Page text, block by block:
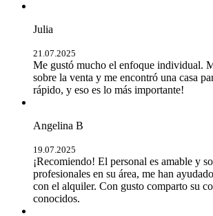
Julia
21.07.2025
Me gustó mucho el enfoque individual.
sobre la venta y me encontró una casa
rápido, y eso es lo más importante!
Angelina B
19.07.2025
¡Recomiendo! El personal es amable y
profesionales en su área, me han
con el alquiler. Con gusto comparto su
conocidos.